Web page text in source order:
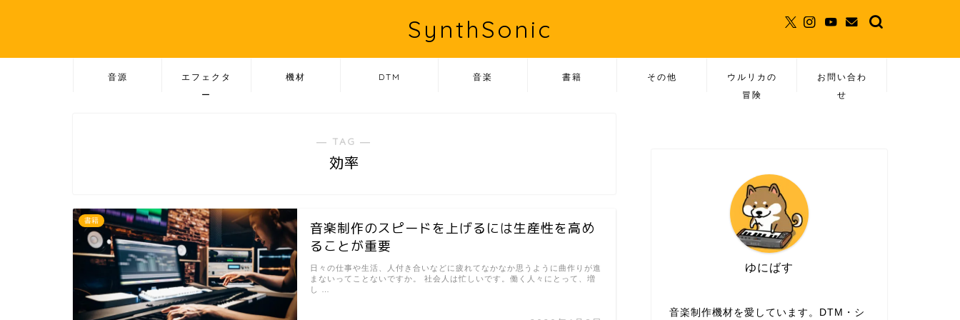
SynthSonic
音源
エフェクタ
ー
機材 DTM 音楽 書籍 その他
ウルリカの
冒険
お問い合わ
せ
― TAG ―
効率
書籍
音楽制作のスピードを上げるには生産性を高め
ることが重要
日々の仕事や生活、人付き合いなどに疲れてなかなか思うように曲作りが進
まないってことないですか。 社会人は忙しいです。働く人々にとって、増
し …
ゆにばす
音楽制作機材を愛しています。DTM・シ